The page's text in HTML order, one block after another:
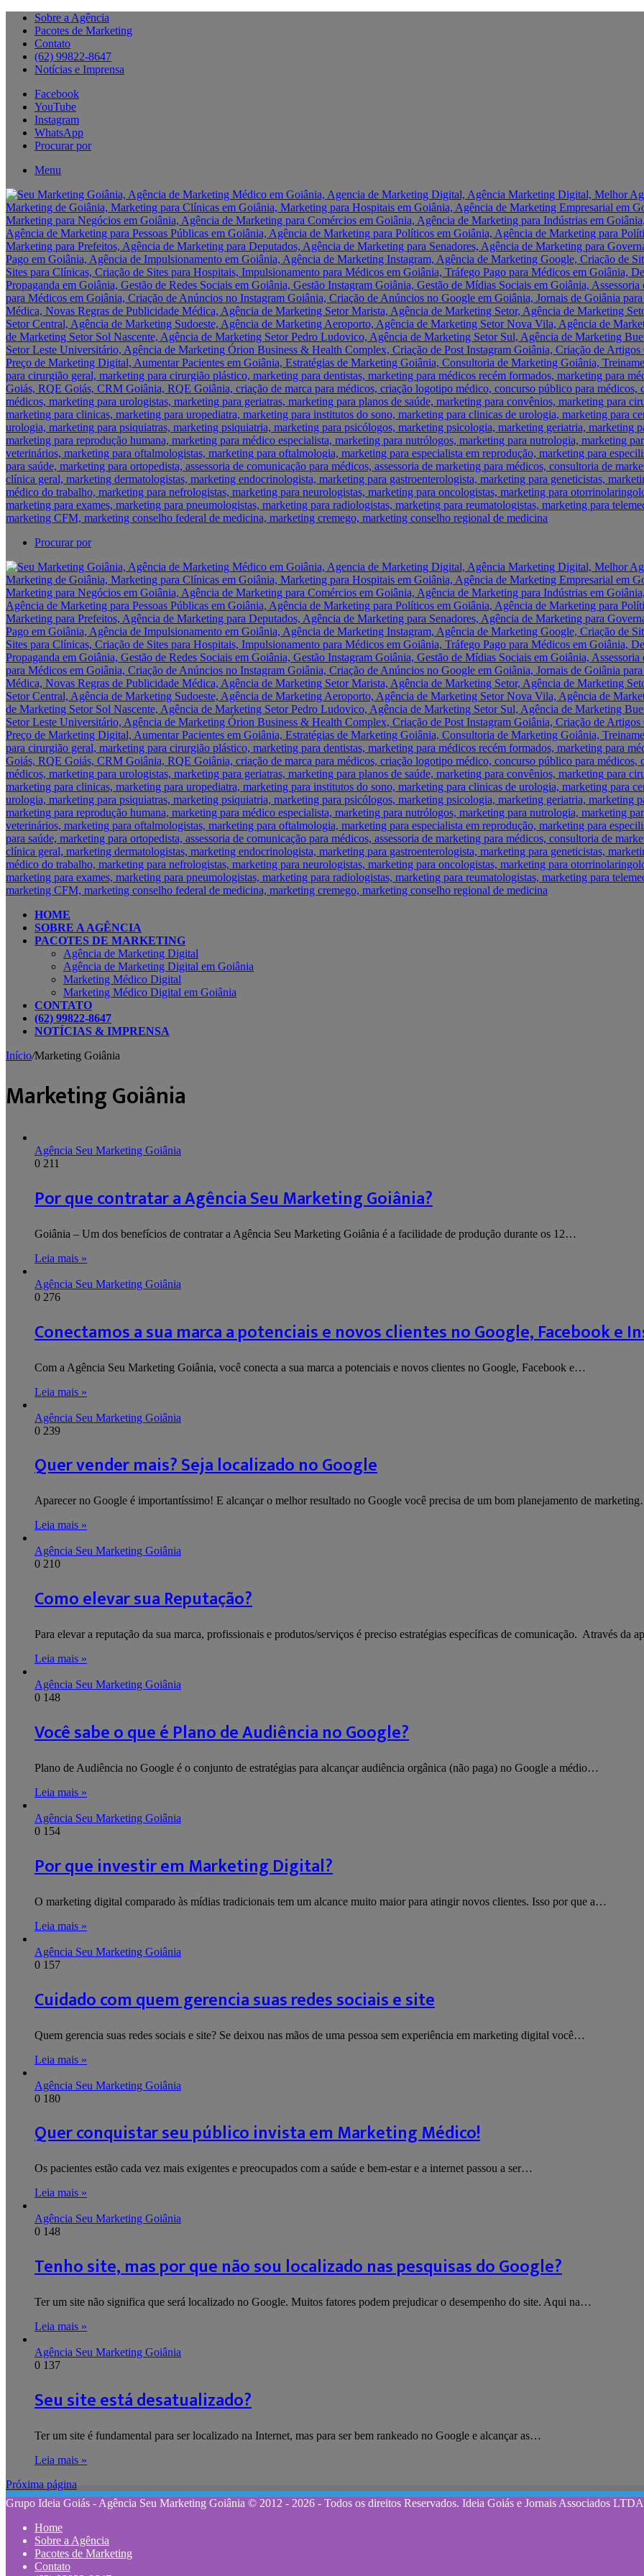
Sobre a Agência
Pacotes de Marketing
Contato
(62) 99822-8647
Notícias e Imprensa
Facebook
YouTube
Instagram
WhatsApp
Procurar por
Menu
Procurar por
HOME
SOBRE A AGÊNCIA
PACOTES DE MARKETING
Agência de Marketing Digital
Agência de Marketing Digital em Goiânia
Marketing Médico Digital
Marketing Médico Digital em Goiânia
CONTATO
(62) 99822-8647
NOTÍCIAS & IMPRENSA
Início/Marketing Goiânia
Marketing Goiânia
Agência Seu Marketing Goiânia
0 211
Por que contratar a Agência Seu Marketing Goiânia?
Goiânia – Um dos benefícios de contratar a Agência Seu Marketing Goiânia é a facilidade de produção durante os 12…
Leia mais »
Agência Seu Marketing Goiânia
0 276
Conectamos a sua marca a potenciais e novos clientes no Google, Facebook e
Com a Agência Seu Marketing Goiânia, você conecta a sua marca a potenciais e novos clientes no Google, Facebook e…
Leia mais »
Agência Seu Marketing Goiânia
0 239
Quer vender mais? Seja localizado no Google
Aparecer no Google é importantíssimo! E alcançar o melhor resultado no Google você precisa de um bom planejamento de
Leia mais »
Agência Seu Marketing Goiânia
0 210
Como elevar sua Reputação?
Para elevar a reputação da sua marca, profissionais e produtos/serviços é preciso estratégias específicas de comunicação. Através da
Leia mais »
Agência Seu Marketing Goiânia
0 148
Você sabe o que é Plano de Audiência no Google?
Plano de Audiência no Google é o conjunto de estratégias para alcançar audiência orgânica (não paga) no Google a médio…
Leia mais »
Agência Seu Marketing Goiânia
0 154
Por que investir em Marketing Digital?
O marketing digital comparado às mídias tradicionais tem um alcance muito maior para atingir novos clientes. Isso por que a…
Leia mais »
Agência Seu Marketing Goiânia
0 157
Cuidado com quem gerencia suas redes sociais e site
Quem gerencia suas redes sociais e site? Se deixou nas mãos de uma pessoa sem experiência em marketing digital você…
Leia mais »
Agência Seu Marketing Goiânia
0 180
Quer conquistar seu público invista em Marketing Médico!
Os pacientes estão cada vez mais exigentes e preocupados com a saúde e bem-estar e a internet passou a ser…
Leia mais »
Agência Seu Marketing Goiânia
0 148
Tenho site, mas por que não sou localizado nas pesquisas do Google?
Ter um site não significa que será localizado no Google. Muitos fatores podem prejudicar o desempenho do site. Aqui na…
Leia mais »
Agência Seu Marketing Goiânia
0 137
Seu site está desatualizado?
Ter um site é fundamental para ser localizado na Internet, mas para ser bem rankeado no Google e alcançar as…
Leia mais »
Próxima página
Grupo Ideia Goiás - Agência Seu Marketing Goiânia © 2012 - 2026 - Todos os direitos Reservados. Ideia Goiás e Jornais Associados
Home
Sobre a Agência
Pacotes de Marketing
Contato